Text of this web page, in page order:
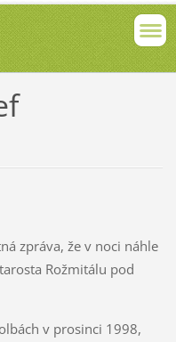
zpráva, že v noci náhle
Rožmitálu pod
v prosinci 1998,